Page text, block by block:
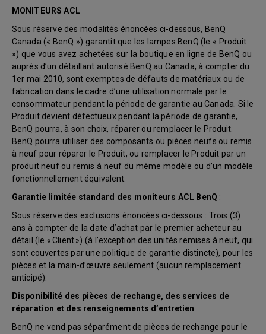
MONITEURS ACL
Sous réserve des modalités énoncées ci-dessous, BenQ
Canada (« BenQ ») garantit que les lampes BenQ (le « Produit
») que vous avez achetées sur la boutique en ligne de BenQ ou
auprès d’un détaillant autorisé BenQ au Canada, à compter du
1er mai 2010, sont exemptes de défauts de matériaux ou de
fabrication dans le cadre d’une utilisation normale par le
consommateur pendant la période de garantie au Canada. Si le
Produit devient défectueux pendant la période de garantie,
BenQ pourra, à son choix, réparer ou remplacer le Produit.
BenQ pourra utiliser des composants ou pièces neufs ou remis
à neuf pour réparer le Produit, ou remplacer le Produit par un
produit neuf ou remis à neuf du même modèle ou d’un modèle
fonctionnellement équivalent.
Garantie limitée standard des moniteurs ACL BenQ :
Sous réserve des exclusions énoncées ci-dessous : Trois (3)
ans à compter de la date d’achat par le premier acheteur au
détail (le « Client ») (à l’exception des unités remises à neuf, qui
sont couvertes par une politique de garantie distincte), pour les
pièces et la main-d’œuvre seulement (aucun remplacement
anticipé).
Disponibilité des pièces de rechange, des services de
réparation et des renseignements d’entretien
BenQ ne vend pas séparément de pièces de rechange pour le